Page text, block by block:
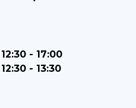
- 17:00
- 13:30